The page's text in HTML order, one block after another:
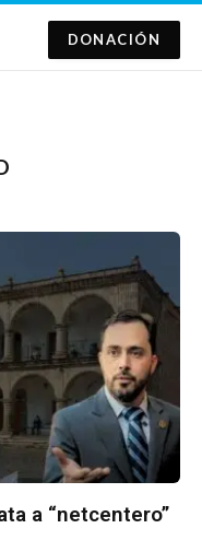
DONACIÓN
a “netcentero”